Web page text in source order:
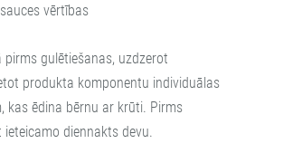
vērtības
gulētiešanas, uzdzerot
produkta komponentu individuālas
kas ēdina bērnu ar krūti. Pirms
diennakts devu.